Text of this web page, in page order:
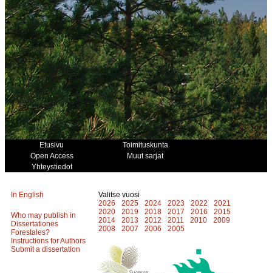
Etusivu
Toimituskunta
Open Access
Muut sarjat
Yhteystiedot
In English
Who may publish in
Dissertationes
Forestales?
Instructions for Authors
Submit a dissertation
Valitse vuosi
2026
2025 2024 2023 2022
2021
2020
2019 2018 2017 2016
2015
2014
2013 2012 2011 2010
2009
2008
2007 2006 2005